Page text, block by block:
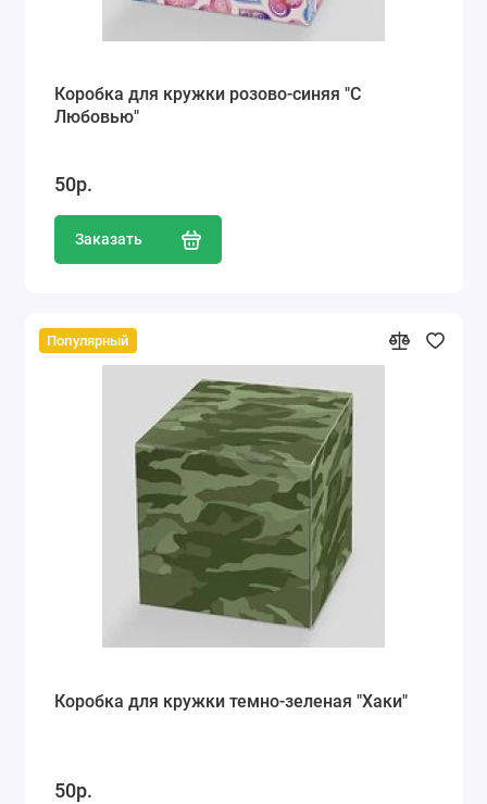
Коробка для кружки розово-синяя "С
Любовью"
50р.
Заказать
Популярный
Коробка для кружки темно-зеленая "Хаки"
50р.